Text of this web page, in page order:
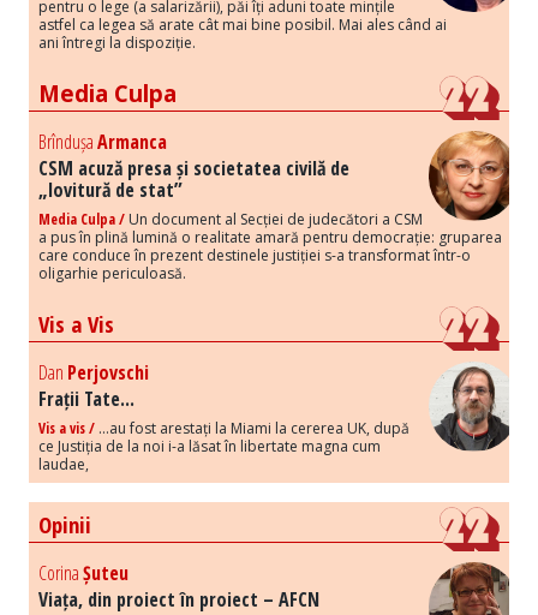
pentru o lege (a salarizării), păi îți aduni toate mințile
astfel ca legea să arate cât mai bine posibil. Mai ales când ai
ani întregi la dispoziție.
Media Culpa
BrîndușaArmanca
CSM acuză presa și societatea civilă de
„lovitură de stat”
Media Culpa / Un document al Secției de judecători a CSM
a pus în plină lumină o realitate amară pentru democrație: gruparea
care conduce în prezent destinele justiției s-a transformat într-o
oligarhie periculoasă.
Vis a Vis
Dan Perjovschi
Frații Tate...
Vis a vis / ...au fost arestați la Miami la cererea UK, după
ce Justiția de la noi i-a lăsat în libertate magna cum
laudae,
Opinii
CorinaȘuteu
Viața, din proiect în proiect – AFCN